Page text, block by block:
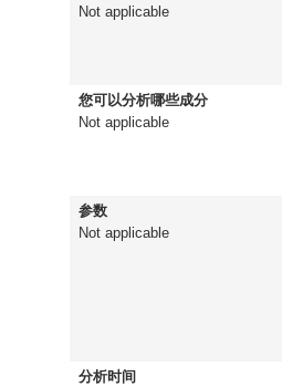
Not applicable
您可以分析哪些成分
Not applicable
参数
Not applicable
分析时间